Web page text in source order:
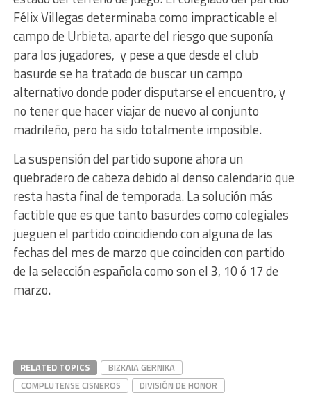
Félix Villegas determinaba como impracticable el
campo de Urbieta, aparte del riesgo que suponía
para los jugadores, y pese a que desde el club
basurde se ha tratado de buscar un campo
alternativo donde poder disputarse el encuentro, y
no tener que hacer viajar de nuevo al conjunto
madrileño, pero ha sido totalmente imposible.
La suspensión del partido supone ahora un
quebradero de cabeza debido al denso calendario que
resta hasta final de temporada. La solución más
factible que es que tanto basurdes como colegiales
jueguen el partido coincidiendo con alguna de las
fechas del mes de marzo que coinciden con partido
de la selección española como son el 3, 10 ó 17 de
marzo.
RELATED TOPICS
BIZKAIA GERNIKA
COMPLUTENSE CISNEROS
DIVISIÓN DE HONOR